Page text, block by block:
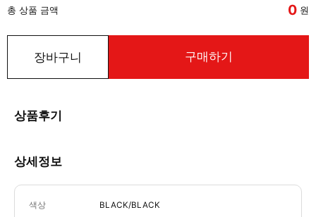
총 상품 금액 0 원
장바구니 구매하기
상품후기
상세정보
색상 BLACK/BLACK